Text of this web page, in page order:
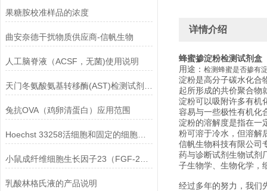
果糖胺校准样品的浓度
曲安奈德干扰物质供应商-信帆生物
人工脑脊液（ACSF，无菌)使用说明
兔抗OVA（鸡卵清蛋白）应用范围
Hoechst 33258活细胞和固定的细胞均可标记
乳酸林格氏液的产品说明
详情介绍
蜂蜜掺淀粉检测试剂盒
用途： 检测蜂蜜是否掺有
淀粉是高分子碳水化合
起所形成的共价聚合物
淀粉可以吸附许多有机
容易与一些极性有机化
淀粉的溶解度是指在一
粉可溶于冷水，但溶解
信帆生物科技有限公司
药与诊断试剂生物试剂
子生物学、生物化学，
经过多年的努力，我们